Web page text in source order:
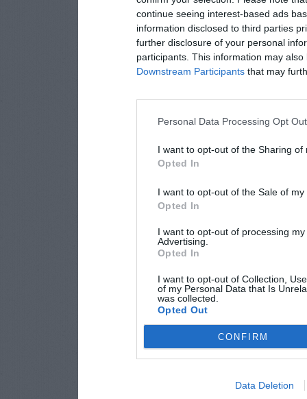
continue seeing interest-based ads
information disclosed to third parties
further disclosure of your personal
participants. This information may
Downstream Participants that may
Personal Data Processing Opt
I want to opt-out of the Sharing of
Opted In
I want to opt-out of the Sale of
Opted In
I want to opt-out of processing
Advertising.
Opted In
I want to opt-out of Collection,
of my Personal Data that Is
was collected.
Opted Out
CONFIRM
Data Deletion